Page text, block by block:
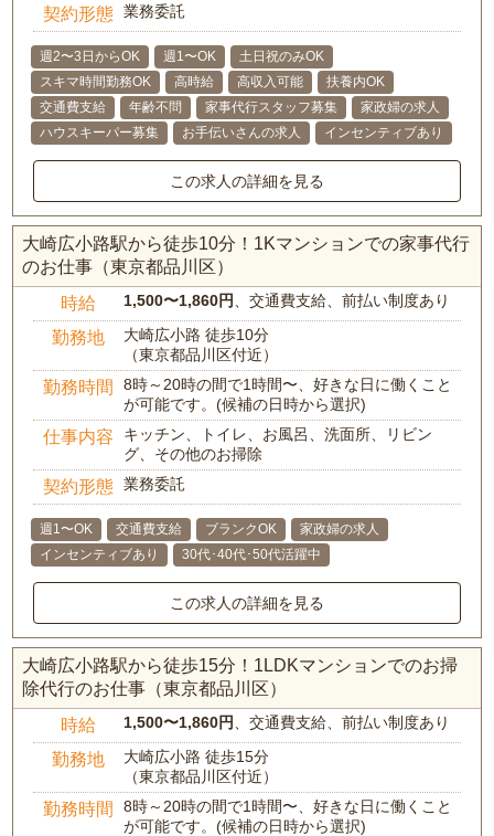
契約形態 業務委託
週2〜3日からOK 週1〜OK
土日祝のみOK
スキマ時間勤務OK
高時給 高収入可能
扶養内OK
交通費支給
年齢不問 家事代行スタッフ募集
家政婦の求人
ハウスキーパー募集
お手伝いさんの求人 インセンティブあり
この求人の詳細を見る
大崎広小路駅から徒歩10分！1Kマンションでの家事代行
のお仕事（東京都品川区）
時給 1,500〜1,860円 、交通費支給、前払い制度あり
勤務地
大崎広小路 徒歩10分
（東京都品川区付近）
勤務時間
8時～20時の間で1時間〜、好きな日に働くこと
が可能です。(候補の日時から選択)
仕事内容
キッチン、トイレ、お風呂、洗面所、リビン
グ、その他のお掃除
契約形態 業務委託
週1〜OK 交通費支給 ブランクOK
家政婦の求人
インセンティブあり
30代･40代･50代活躍中
この求人の詳細を見る
大崎広小路駅から徒歩15分！1LDKマンションでのお掃
除代行のお仕事（東京都品川区）
時給 1,500〜1,860円 、交通費支給、前払い制度あり
勤務地
大崎広小路 徒歩15分
（東京都品川区付近）
勤務時間
8時～20時の間で1時間〜、好きな日に働くこと
が可能です。(候補の日時から選択)